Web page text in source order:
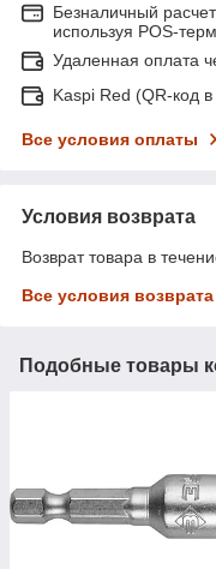
Безналичный
используя POS-
Удаленная оплата
Kaspi Red (QR-код
Все условия оплаты
Условия возврата
Возврат товара в
Все условия возврата
Подобные товары